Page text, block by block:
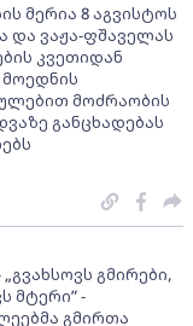
მერია 8 აგვისტოს
და ვაჟა-ფშაველას
კვეთიდან
მოედნის
მოძრაობის
განცხადებას
„გვახსოვს გმირები,
მტერი” -
გმირთა